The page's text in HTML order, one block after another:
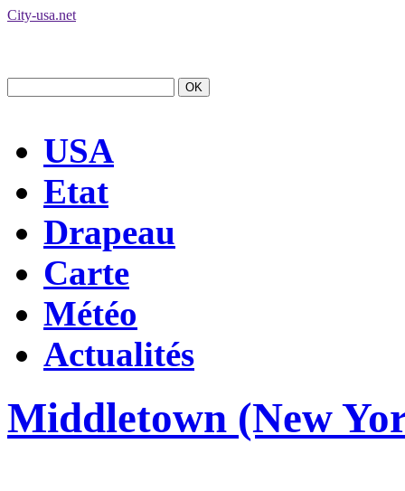
City-usa.net
USA
Etat
Drapeau
Carte
Météo
Actualités
Middletown (New